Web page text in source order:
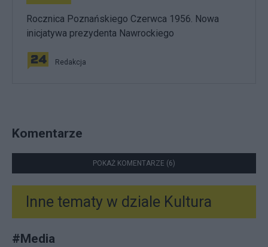
Rocznica Poznańskiego Czerwca 1956. Nowa
inicjatywa prezydenta Nawrockiego
Redakcja
Komentarze
POKAŻ KOMENTARZE (6)
Inne tematy w dziale Kultura
#Media